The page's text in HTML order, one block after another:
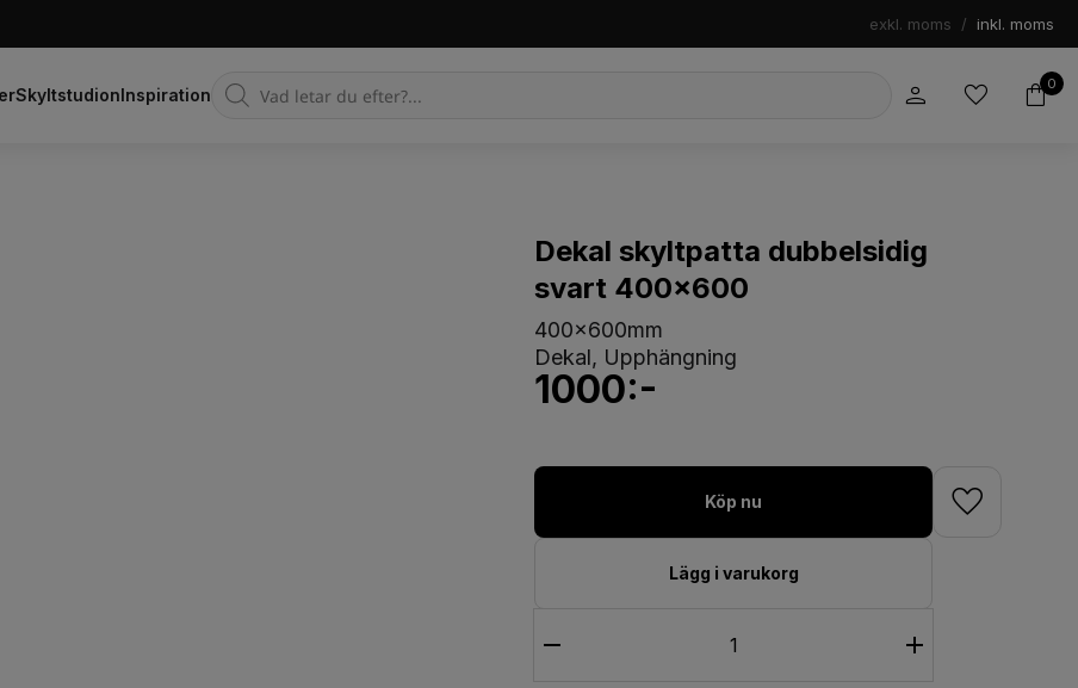
exkl. moms / inkl. moms
SkyltstudionInspiration Products
search
0
Dekal skyltpatta dubbelsidig
svart 400x600
400x600mm
Dekal, Upphängning
1000:-
Köp nu
Lägg i varukorg